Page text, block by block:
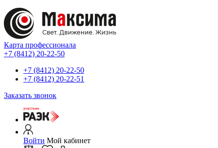
Карта профессионала
+7 (8412) 20-22-50
+7 (8412) 20-22-50
+7 (8412) 20-22-51
Заказать звонок
Войти Мой кабинет